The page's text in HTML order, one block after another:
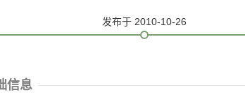
发布于 2010-10-26
信息